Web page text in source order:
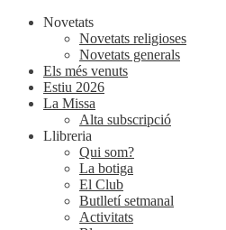
Novetats
Novetats religioses
Novetats generals
Els més venuts
Estiu 2026
La Missa
Alta subscripció
Llibreria
Qui som?
La botiga
El Club
Butlletí setmanal
Activitats